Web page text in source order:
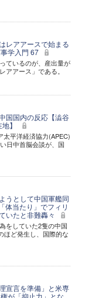
レアアースで始まる
学入門 67
ているのが、産出量が
アアース」である。
国国内の反応【澁谷
】
太平洋経済協力(APEC)
日中首脳会談が、国
うとして中国軍艦同
体当たり」でフィリ
いたと非難轟々
をしていた2隻の中国
ほど発生し、国際的な
宣言を準備」と米専
が「抑止力」とな